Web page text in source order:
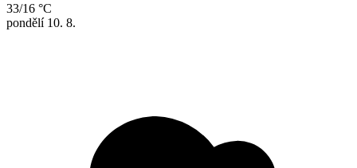
33/16 °C
pondělí 10. 8.